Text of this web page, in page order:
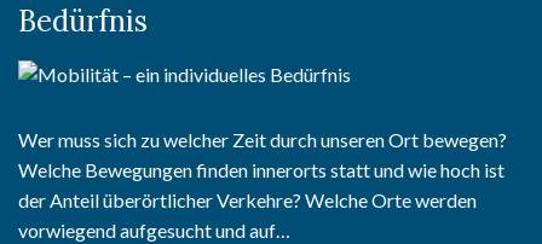
Bedürfnis
Wer muss sich zu welcher Zeit durch unseren Ort bewegen?
Welche Bewegungen finden innerorts statt und wie hoch ist
der Anteil überörtlicher Verkehre? Welche Orte werden
vorwiegend aufgesucht und auf…